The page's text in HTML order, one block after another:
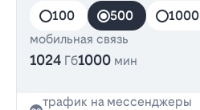
100
500
1000
мобильная связь
1024 Гб1000 мин
трафик на мессенджеры